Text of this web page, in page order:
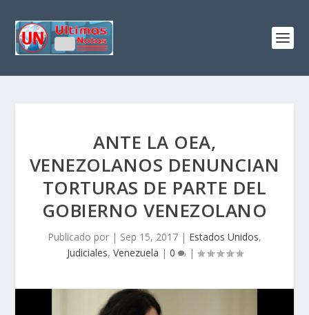
ANTE LA OEA,
VENEZOLANOS DENUNCIAN
TORTURAS DE PARTE DEL
GOBIERNO VENEZOLANO
Publicado por | Sep 15, 2017 | Estados Unidos,
Judiciales, Venezuela | 0 |